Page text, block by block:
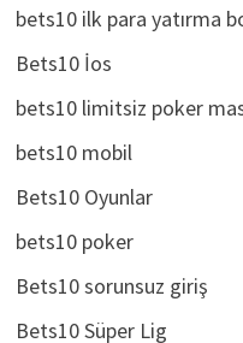
bets10 ilk para yatırma
Bets10 İos
bets10 limitsiz poker
bets10 mobil
Bets10 Oyunlar
bets10 poker
Bets10 sorunsuz giriş
Bets10 Süper Lig